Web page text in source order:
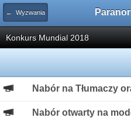
← Wyzwania
Konkurs Mundial 2018
Nabór na Tłumaczy
Nabór otwarty na